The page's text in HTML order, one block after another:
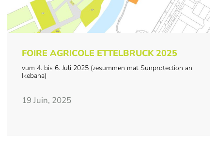
FOIRE AGRICOLE ETTELBRUCK 2025
vum 4. bis 6. Juli 2025 (zesummen mat Sunprotection an
Ikebana)
19 Juin, 2025